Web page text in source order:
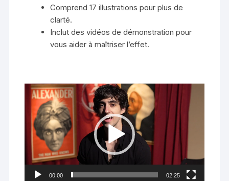
Comprend 17 illustrations pour plus de
clarté.
Inclut des vidéos de démonstration pour
vous aider à maîtriser l’effet.
Lecteur
vidéo
00:00 02:25